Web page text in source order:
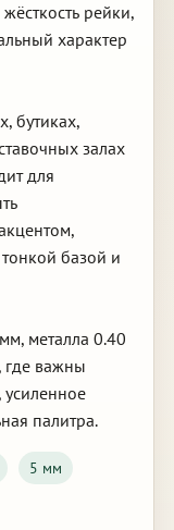
рейки,
характер
бутиках,
залах
для
базой и
металла 0.40
где важны
палитра.
5 мм